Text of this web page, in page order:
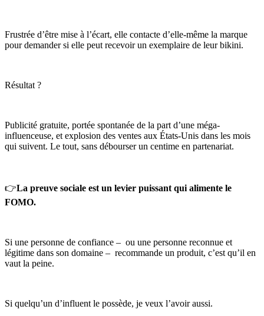
Frustrée d’être mise à l’écart, elle contacte d’elle-même la marque
pour demander si elle peut recevoir un exemplaire de leur bikini.
Résultat ?
Publicité gratuite, portée spontanée de la part d’une méga-
influenceuse, et explosion des ventes aux États-Unis dans les mois
qui suivent. Le tout, sans débourser un centime en partenariat.
👉La preuve sociale est un levier puissant qui alimente le
FOMO.
Si une personne de confiance – ou une personne reconnue et
légitime dans son domaine – recommande un produit, c’est qu’il en
vaut la peine.
Si quelqu’un d’influent le possède, je veux l’avoir aussi.